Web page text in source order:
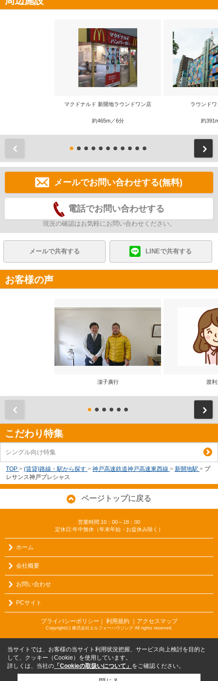
マクドナルド 新開地ラウンドワン店
約465m／6分
ラウンド
約
メールでお問い合わせする(無料)
電話でお問い合わせする
現況の確認はお気軽にお問い合わせください。
メールで共有する LINEで共有する
お客様の声
濵子廣行 渡利
こだわり特集
シングル向け特集
TOP > (賃貸)路線・駅から探す > 神戸高速鉄道神戸高速東西線 > 新開地駅 > プ
レサンス神戸プレシャス
ページトップに戻る
営業時間:10：00～18：00
定休日:年中無休（年末年始・お盆休み除く）
ホーム
会社概要
お問い合わせ
PCサイト
プライバシーポリシー 利用規約 ｜アクセスマップ
Copyright(c) 株式会社エルフォーハウジング All rights reserved.
当サイトでは、お客様の当サイト利用状況把握、サービス向上検討を目的と
して、クッキー（Cookie）を使用しています。
詳しくは、当社の 「Cookieの取扱いについて」 をご確認ください。